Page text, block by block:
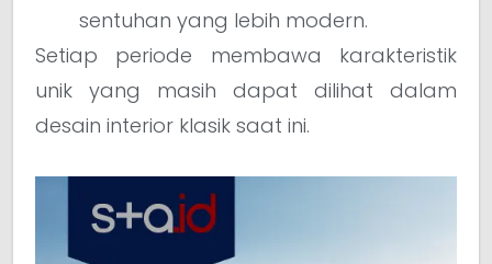
sentuhan yang lebih modern.
Setiap periode membawa karakteristik
unik yang masih dapat dilihat dalam
desain interior klasik saat ini.